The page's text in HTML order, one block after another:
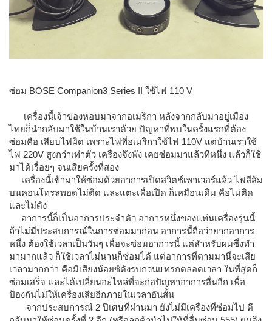
ซ่อม BOSE Companion3 Series II ใช้ไฟ 110 V
เครื่องนี้เจ้าของหอบมาจากอเมริกา หลังจากกลับมาอยู่เมือง
ไทยก็นำกลับมาใช้ในบ้านเราด้วย ปัญหาที่พบในครั้งแรกที่ต้อง
ซ่อมคือ เสียบไฟผิด เพราะไฟที่อเมริกาใช้ไฟ 110V แต่บ้านเราใช้
ไฟ 220V สูงกว่าเท่าตัว เครื่องจึงพัง เคยซ่อมมาแล้วทีหนึ่ง แล้วก็ใช้
มาได้เรื่อยๆ จนเสียครั้งที่สอง
เครื่องนี้เข้ามาให้ซ่อมด้วยอาการเปิดสวิตช์เพาเวอร์แล้ว ไฟสีส้ม
บนคอนโทรลพอดไม่ติด และแตะเพื่อเปิด ก็เหมือนเดิม คือไม่ติด
และไม่ดัง
อาการนี้ก็เป็นอาการประจำตัว อาการหนึ่งของแท่นเครื่องรุ่นนี้
ถ้าไม่มีประสบการณ์ในการซ่อมมาก่อน อาการนี้ถือว่ายากอาการ
หนึ่ง ต้องใช้เวลาเป็นวันๆ เพื่อจะซ่อมอาการนี้ แต่สำหรับผมซึ่งทำ
มามากแล้ว ก็ใช้เวลาไม่นานก็ซ่อมได้ แต่อาการที่ตามมานี่จะเสีย
เวลามากกว่า คือมีเสียงน้อยซ์ดังรบกวนแทรกตลอดเวลา ในที่สุดก็
ซ่อมเสร็จ และได้เปลี่ยนอะไหล่ที่จะก่อปัญหาอาการอื่นอีก เพื่อ
ป้องกันไม่ให้เครื่องเสียอีกภายในเวลาอันสั้น
จากประสบการณ์ 2 ปีเศษที่ผ่านมา ยังไม่มีเครื่องที่ซ่อมไป ตี